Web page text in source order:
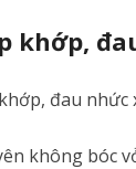
khớp,
đau nhức
không bóc